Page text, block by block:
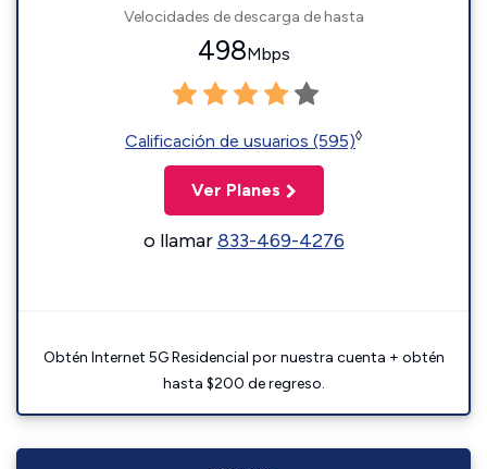
Velocidades de descarga de hasta
498Mbps
Calificación de usuarios (595)◊
Ver Planes
o llamar833-469-4276
Obtén Internet 5G Residencial por nuestra cuenta + obtén
hasta $200 de regreso.